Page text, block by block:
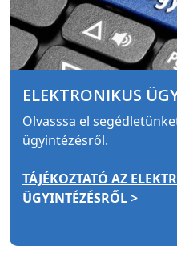
ELEKTRONIKUS
Olvasssa el
ügyintézésről.
TÁJÉKOZTATÓ AZ
ÜGYINTÉZÉSRŐL >